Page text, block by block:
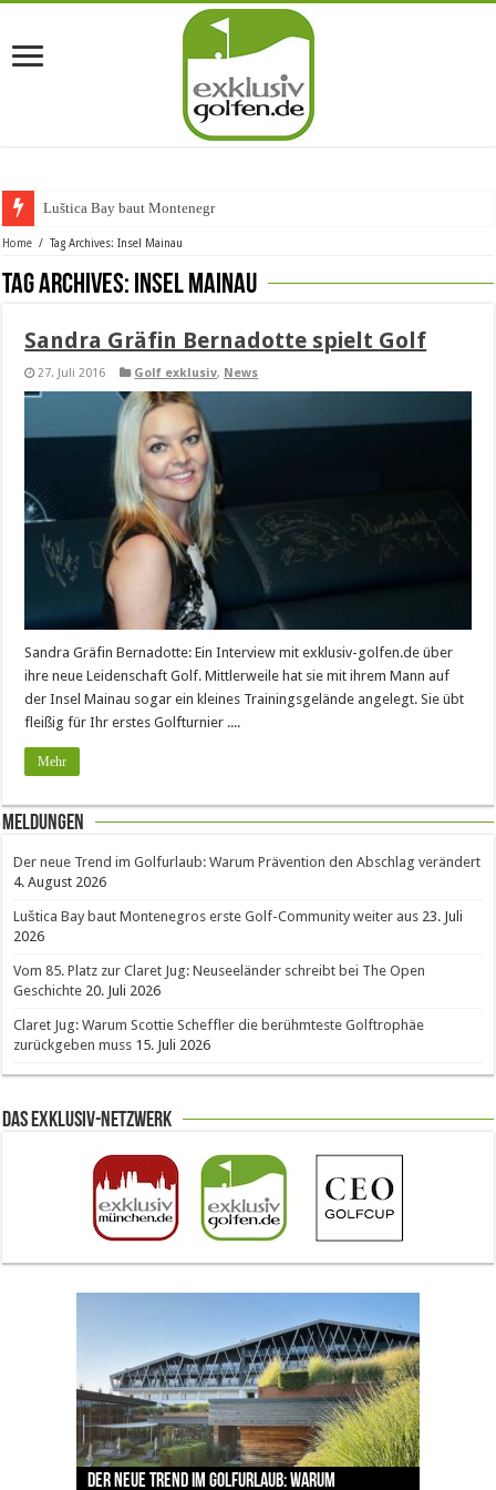
Luštica Bay baut Montenegros er
Home / Tag Archives: Insel Mainau
Tag Archives: Insel Mainau
Sandra Gräfin Bernadotte spielt Golf
27. Juli 2016 Golf exklusiv, News
Sandra Gräfin Bernadotte: Ein Interview mit exklusiv-golfen.de über
ihre neue Leidenschaft Golf. Mittlerweile hat sie mit ihrem Mann auf
der Insel Mainau sogar ein kleines Trainingsgelände angelegt. Sie übt
fleißig für Ihr erstes Golfturnier ....
Mehr
Meldungen
Der neue Trend im Golfurlaub: Warum Prävention den Abschlag verändert
4. August 2026
Luštica Bay baut Montenegros erste Golf-Community weiter aus 23. Juli
2026
Vom 85. Platz zur Claret Jug: Neuseeländer schreibt bei The Open
Geschichte 20. Juli 2026
Claret Jug: Warum Scottie Scheffler die berühmteste Golftrophäe
zurückgeben muss 15. Juli 2026
Das Exklusiv-Netzwerk
Der neue Trend im Golfurlaub: Warum
Luštica Bay baut Montenegros erste Golf-
Vom 85. Platz zur Claret Jug: Neuseeländer
Claret Jug: Warum Scottie Scheffler die
The Open 2026 in Royal Birkdale: Warum der
traditionsreiche Linksplatz zu den größten